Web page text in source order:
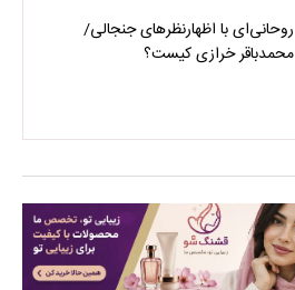
روحانی‌ای با اظهارنظرهای جنجالی/
محمدباقر خرازی کیست؟